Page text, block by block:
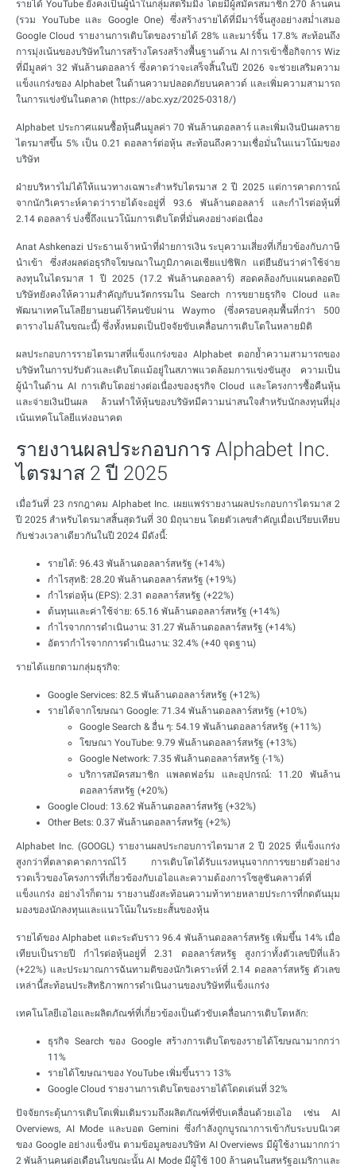
รายได้ YouTube ยังคงเป็นผู้นำในกลุ่มสตรีมมิง โดยมีผู้สมัครสมาชิก 270 ล้านคน
(รวม YouTube และ Google One) ซึ่งสร้างรายได้ที่มีมาร์จิ้นสูงอย่างสม่ำเสมอ
Google Cloud รายงานการเติบโตของรายได้ 28% และมาร์จิ้น 17.8% สะท้อนถึง
การมุ่งเน้นของบริษัทในการสร้างโครงสร้างพื้นฐานด้าน AI การเข้าซื้อกิจการ Wiz
ที่มีมูลค่า 32 พันล้านดอลลาร์ ซึ่งคาดว่าจะเสร็จสิ้นในปี 2026 จะช่วยเสริมความ
แข็งแกร่งของ Alphabet ในด้านความปลอดภัยบนคลาวด์ และเพิ่มความสามารถ
ในการแข่งขันในตลาด (https://abc.xyz/2025-0318/)
Alphabet ประกาศแผนซื้อหุ้นคืนมูลค่า 70 พันล้านดอลลาร์ และเพิ่มเงินปันผลราย
ไตรมาสขึ้น 5% เป็น 0.21 ดอลลาร์ต่อหุ้น สะท้อนถึงความเชื่อมั่นในแนวโน้มของ
บริษัท
ฝ่ายบริหารไม่ได้ให้แนวทางเฉพาะสำหรับไตรมาส 2 ปี 2025 แต่การคาดการณ์
จากนักวิเคราะห์คาดว่ารายได้จะอยู่ที่ 93.6 พันล้านดอลลาร์ และกำไรต่อหุ้นที่
2.14 ดอลลาร์ บ่งชี้ถึงแนวโน้มการเติบโตที่มั่นคงอย่างต่อเนื่อง
Anat Ashkenazi ประธานเจ้าหน้าที่ฝ่ายการเงิน ระบุความเสี่ยงที่เกี่ยวข้องกับภาษี
นำเข้า ซึ่งส่งผลต่อธุรกิจโฆษณาในภูมิภาคเอเชียแปซิฟิก แต่ยืนยันว่าค่าใช้จ่าย
ลงทุนในไตรมาส 1 ปี 2025 (17.2 พันล้านดอลลาร์) สอดคล้องกับแผนตลอดปี
บริษัทยังคงให้ความสำคัญกับนวัตกรรมใน Search การขยายธุรกิจ Cloud และ
พัฒนาเทคโนโลยียานยนต์ไร้คนขับผ่าน Waymo (ซึ่งครอบคลุมพื้นที่กว่า 500
ตารางไมล์ในขณะนี้) ซึ่งทั้งหมดเป็นปัจจัยขับเคลื่อนการเติบโตในหลายมิติ
ผลประกอบการรายไตรมาสที่แข็งแกร่งของ Alphabet ตอกย้ำความสามารถของ
บริษัทในการปรับตัวและเติบโตแม้อยู่ในสภาพแวดล้อมการแข่งขันสูง ความเป็น
ผู้นำในด้าน AI การเติบโตอย่างต่อเนื่องของธุรกิจ Cloud และโครงการซื้อคืนหุ้น
และจ่ายเงินปันผล ล้วนทำให้หุ้นของบริษัทมีความน่าสนใจสำหรับนักลงทุนที่มุ่ง
เน้นเทคโนโลยีแห่งอนาคต
รายงานผลประกอบการ Alphabet Inc.
ไตรมาส 2 ปี 2025
เมื่อวันที่ 23 กรกฎาคม Alphabet Inc. เผยแพร่รายงานผลประกอบการไตรมาส 2
ปี 2025 สำหรับไตรมาสสิ้นสุดวันที่ 30 มิถุนายน โดยตัวเลขสำคัญเมื่อเปรียบเทียบ
กับช่วงเวลาเดียวกันในปี 2024 มีดังนี้:
รายได้: 96.43 พันล้านดอลลาร์สหรัฐ (+14%)
กำไรสุทธิ: 28.20 พันล้านดอลลาร์สหรัฐ (+19%)
กำไรต่อหุ้น (EPS): 2.31 ดอลลาร์สหรัฐ (+22%)
ต้นทุนและค่าใช้จ่าย: 65.16 พันล้านดอลลาร์สหรัฐ (+14%)
กำไรจากการดำเนินงาน: 31.27 พันล้านดอลลาร์สหรัฐ (+14%)
อัตรากำไรจากการดำเนินงาน: 32.4% (+40 จุดฐาน)
รายได้แยกตามกลุ่มธุรกิจ:
Google Services: 82.5 พันล้านดอลลาร์สหรัฐ (+12%)
รายได้จากโฆษณา Google: 71.34 พันล้านดอลลาร์สหรัฐ (+10%)
Google Search & อื่น ๆ: 54.19 พันล้านดอลลาร์สหรัฐ (+11%)
โฆษณา YouTube: 9.79 พันล้านดอลลาร์สหรัฐ (+13%)
Google Network: 7.35 พันล้านดอลลาร์สหรัฐ (-1%)
บริการสมัครสมาชิก แพลตฟอร์ม และอุปกรณ์: 11.20 พันล้าน
ดอลลาร์สหรัฐ (+20%)
Google Cloud: 13.62 พันล้านดอลลาร์สหรัฐ (+32%)
Other Bets: 0.37 พันล้านดอลลาร์สหรัฐ (+2%)
Alphabet Inc. (GOOGL) รายงานผลประกอบการไตรมาส 2 ปี 2025 ที่แข็งแกร่ง
สูงกว่าที่ตลาดคาดการณ์ไว้ การเติบโตได้รับแรงหนุนจากการขยายตัวอย่าง
รวดเร็วของโครงการที่เกี่ยวข้องกับเอไอและความต้องการโซลูชันคลาวด์ที่
แข็งแกร่ง อย่างไรก็ตาม รายงานยังสะท้อนความท้าทายหลายประการที่กดดันมุม
มองของนักลงทุนและแนวโน้มในระยะสั้นของหุ้น
รายได้ของ Alphabet แตะระดับราว 96.4 พันล้านดอลลาร์สหรัฐ เพิ่มขึ้น 14% เมื่อ
เทียบเป็นรายปี กำไรต่อหุ้นอยู่ที่ 2.31 ดอลลาร์สหรัฐ สูงกว่าทั้งตัวเลขปีที่แล้ว
(+22%) และประมาณการฉันทามติของนักวิเคราะห์ที่ 2.14 ดอลลาร์สหรัฐ ตัวเลข
เหล่านี้สะท้อนประสิทธิภาพการดำเนินงานของบริษัทที่แข็งแกร่ง
เทคโนโลยีเอไอและผลิตภัณฑ์ที่เกี่ยวข้องเป็นตัวขับเคลื่อนการเติบโตหลัก:
ธุรกิจ Search ของ Google สร้างการเติบโตของรายได้โฆษณามากกว่า
11%
รายได้โฆษณาของ YouTube เพิ่มขึ้นราว 13%
Google Cloud รายงานการเติบโตของรายได้โดดเด่นที่ 32%
ปัจจัยกระตุ้นการเติบโตเพิ่มเติมรวมถึงผลิตภัณฑ์ที่ขับเคลื่อนด้วยเอไอ เช่น AI
Overviews, AI Mode และบอต Gemini ซึ่งกำลังถูกบูรณาการเข้ากับระบบนิเวศ
ของ Google อย่างแข็งขัน ตามข้อมูลของบริษัท AI Overviews มีผู้ใช้งานมากกว่า
2 พันล้านคนต่อเดือนในขณะนั้น AI Mode มีผู้ใช้ 100 ล้านคนในสหรัฐอเมริกาและ